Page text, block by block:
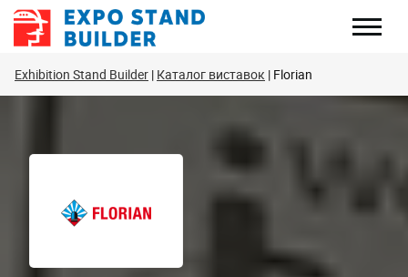
Перейти
Exhibition Stand Builder Каталог виставок Florian